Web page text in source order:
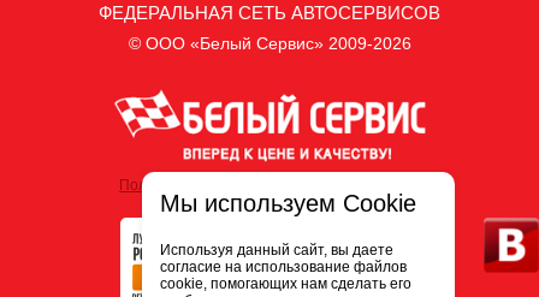
ФЕДЕРАЛЬНАЯ СЕТЬ АВТОСЕРВИСОВ
© ООО «Белый Сервис» 2009-2026
Политика обработки персональных данных
Мы используем Cookie
Используя данный сайт, вы даете
согласие на использование файлов
cookie, помогающих нам сделать его